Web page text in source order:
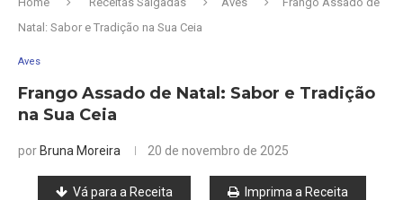
Natal: Sabor e Tradição na Sua Ceia
Aves
Frango Assado de Natal: Sabor e Tradição
na Sua Ceia
por Bruna Moreira 20 de novembro de 2025
Vá para a Receita Imprima a Receita